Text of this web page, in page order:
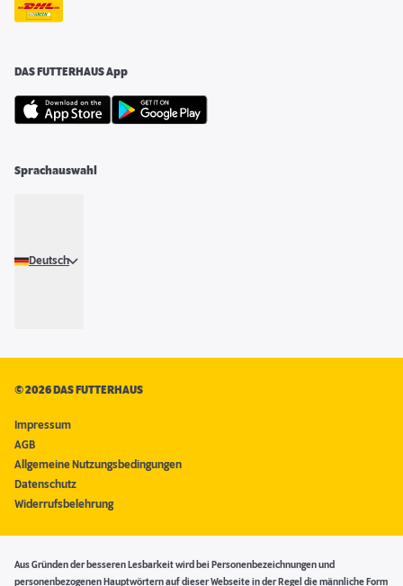
DAS FUTTERHAUS App
Sprachauswahl
Deutsch
©2026 DAS FUTTERHAUS
Impressum
AGB
Allgemeine Nutzungsbedingungen
Datenschutz
Widerrufsbelehrung
Aus Gründen der besseren Lesbarkeit wird bei Personenbezeichnungen und
personenbezogenen Hauptwörtern auf dieser Webseite in der Regel die männliche Form